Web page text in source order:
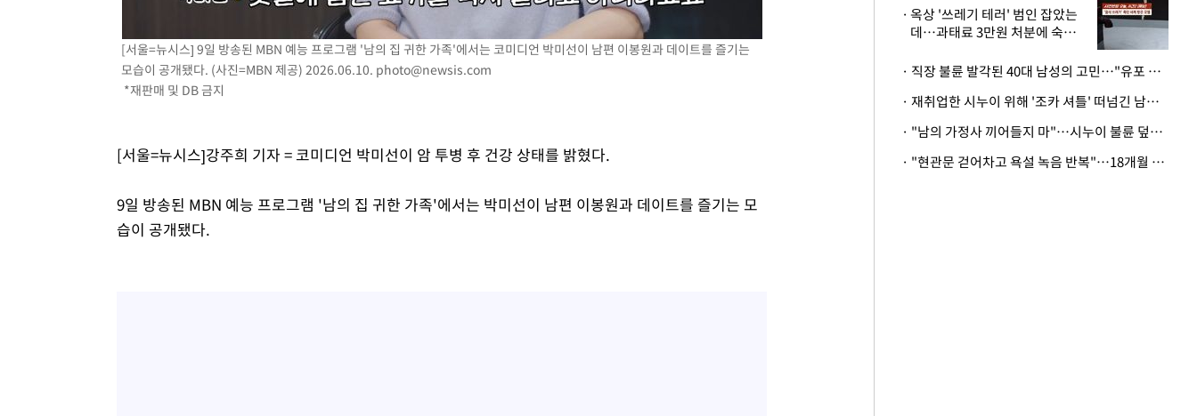
[속보]경찰·노동부, HL만도 평택사업장 끼임 사망 관련 압수수색
[속보]합수본, '투표율 허위 입력' 중앙·서울·경기도 선관위 등 9곳
[속보]원·달러 환율, 오전 9시 1423.8원
[속보]삼성전자·SK하이닉스 동반 강보합…1%대 상승 출발
시리아 다마스쿠스 교외에서 미니버스 폭발.. 14명 부상, 3명은 중태
이란, 호르무즈서 "적국 목표물들"과 대치로 남부 케슘섬에서 두차
[서울=뉴시스] 9일 방송된 MBN 예능 프로그램 '남의 집 귀한 가족'에서는 코미디언 박미선이 남편 이봉원과 데이트를 즐기는
모습이 공개됐다. (사진=MBN 제공) 2026.06.10. photo@newsis.com
*재판매 및 DB 금지
[서울=뉴시스]강주희 기자 = 코미디언 박미선이 암 투병 후 건강 상태를 밝혔다.
9일 방송된 MBN 예능 프로그램 '남의 집 귀한 가족'에서는 박미선이 남편 이봉원과 데이트를 즐기는 모
습이 공개됐다.
옥상 '쓰레기 테러' 범인 잡았는
데…과태료 3만원 처분에 숙박업
· 직장 불륜 발각된 40대 남성의 고민…"유포 동료 명예훼손·협박죄 고소 가능할까"
· 재취업한 시누이 위해 '조카 셔틀' 떠넘긴 남편…아내 "난 못한다"
· "남의 가정사 끼어들지 마"…시누이 불륜 덮으려는 남편에 억울한 아내
· "현관문 걷어차고 욕설 녹음 반복"…18개월 아기 키우는 집 뒤흔든 '앞집의 비극'